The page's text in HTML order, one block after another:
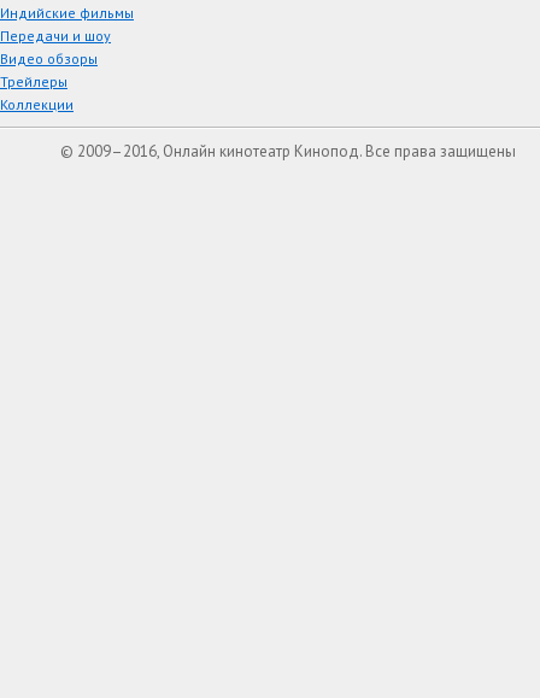
Индийские фильмы
Передачи и шоу
Видео обзоры
Трейлеры
Коллекции
© 2009–2016, Онлайн кинотеатр Кинопод. Все права защищены